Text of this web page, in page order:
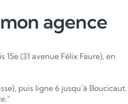
agence
15e (31 avenue Félix Faure), en
puis ligne 6 jusqu’à Boucicaut.